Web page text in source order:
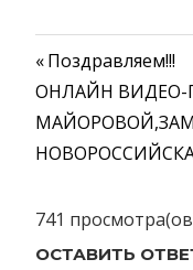
Навигация
по
Предыдущая
запись:
Поздравляем!!!
Следующая
запись:
ОНЛАЙН ВИДЕО-
741
ОСТАВИТЬ